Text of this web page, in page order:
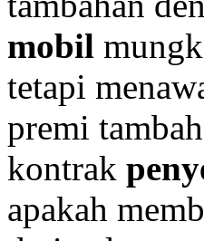
mobil
tetapi
premi
kontrak
apakah